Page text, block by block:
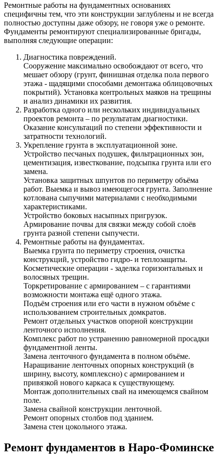
Ремонтные работы на фундаментных основаниях
специфичны тем, что эти конструкции заглублены и не всегда
полностью доступны даже обзору, не говоря уже о ремонте.
Фундаменты ремонтируют специализированные бригады,
выполняя следующие операции:
Диагностика повреждений.
Сооружение максимально освобождают от всего, что
мешает обзору (грунт, финишная отделка пола первого
этажа - щадящими способами демонтажа облицовочных
покрытий). Установка контрольных маяков на трещины
и анализ динамики их развития.
Разработка одного или нескольких индивидуальных
проектов ремонта – по результатам диагностики.
Оказание консультаций по степени эффективности и
затратности технологий.
Укрепление грунта в эксплуатационной зоне.
Устройство песчаных подушек, фильтрационных зон,
цементизация, известкование, подсыпка грунта или его
замена.
Установка защитных шпунтов по периметру объёма
работ. Выемка и вывоз имеющегося грунта. Заполнение
котлована сыпучими материалами с необходимыми
характеристиками.
Устройство боковых насыпных пригрузок.
Армирование почвы для связки между собой слоёв
грунта разной степени сыпучести.
Ремонтные работы на фундаментах.
Выемка грунта по периметру строения, очистка
конструкций, устройство гидро- и теплозащиты.
Косметические операции - заделка горизонтальных и
волосяных трещин.
Торкретирование с армированием – с гарантиями
возможности монтажа ещё одного этажа.
Подъём строения или его части в нужном объёме с
использованием строительных домкратов.
Ремонт отдельных участков опорной конструкции
ленточного исполнения.
Комплекс работ по устранению равномерной просадки
фундаментной ленты.
Замена ленточного фундамента в полном объёме.
Наращивание ленточных опорных конструкций (в
ширину, высоту, комплексно) с армированием и
привязкой нового каркаса к существующему.
Монтаж дополнительных свай на имеющемся свайном
поле.
Замена свайной конструкции ленточной.
Ремонт опорных столбов под зданием.
Замена стен цокольного этажа.
Ремонт фундаментов в Наро-Фоминске